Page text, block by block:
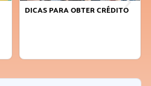
FAÇA A DIFERENÇA: SEJA